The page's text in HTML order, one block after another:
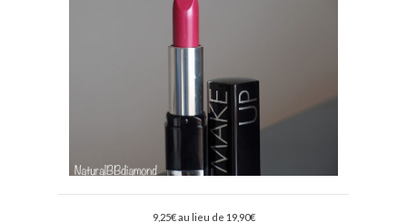
9,25€ au lieu de 19,90€